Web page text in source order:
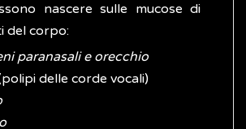
nascere sulle mucose di
del corpo:
paranasali e orecchio
delle corde vocali)